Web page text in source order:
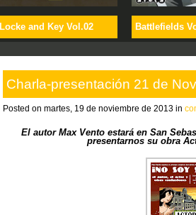
Locke and Key Vol.02 Battlefields
Charla-presentación 21 de
Posted on martes, 19 de noviembre de 2013 in
El autor Max Vento estará en San
presentarnos su obra